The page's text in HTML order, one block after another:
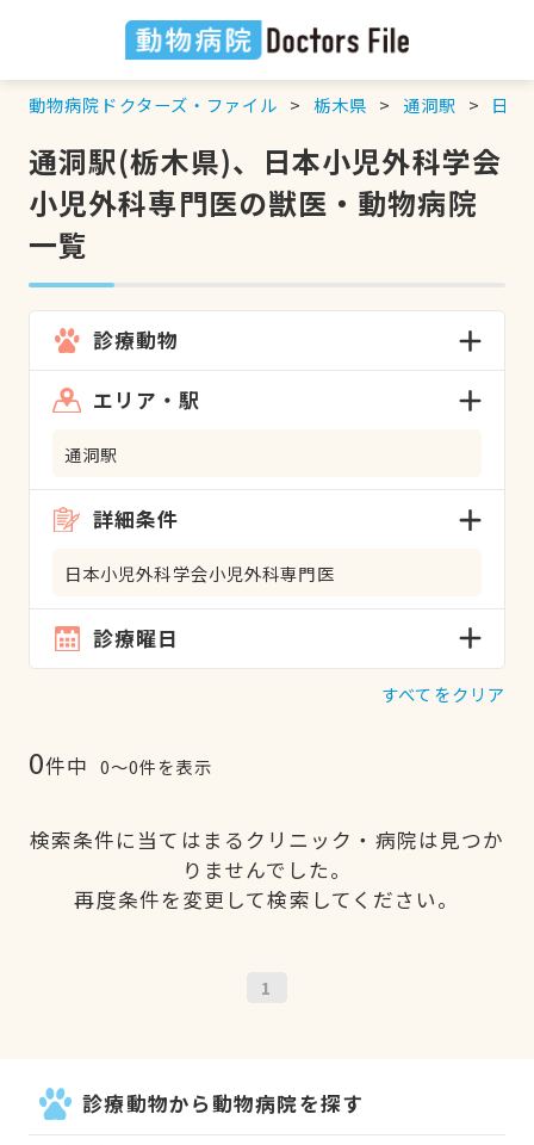
動物病院ドクターズ・ファイル 栃木県 通洞駅 日本
通洞駅(栃木県)、日本小児外科学会
小児外科専門医の獣医・動物病院
一覧
診療動物
エリア・駅
通洞駅
詳細条件
日本小児外科学会小児外科専門医
診療曜日
すべてをクリア
0件中 0〜0件を表示
検索条件に当てはまるクリニック・病院は見つか
りませんでした。
再度条件を変更して検索してください。
1
診療動物から動物病院を探す